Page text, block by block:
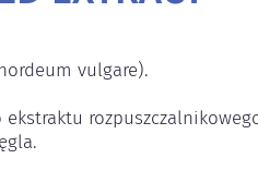
vulgare).